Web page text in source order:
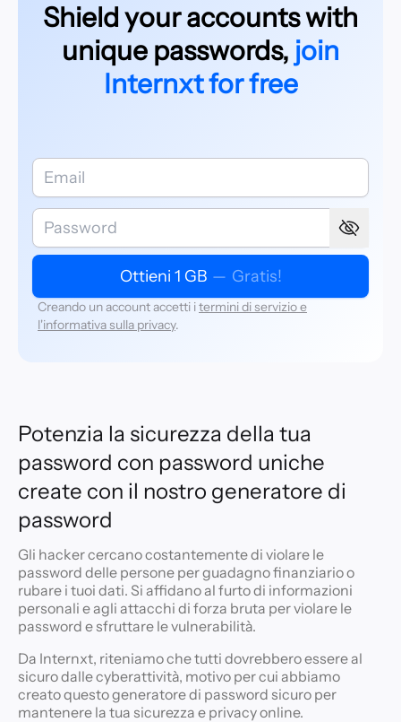
Shield your accounts with
unique passwords, join
Internxt for free
Ottieni 1 GB — Gratis!
Creando un account accetti itermini di servizio e
l'informativa sulla privacy.
Potenzia la sicurezza della tua
password con password uniche
create con il nostro generatore di
password
Gli hacker cercano costantemente di violare le
password delle persone per guadagno finanziario o
rubare i tuoi dati. Si affidano al furto di informazioni
personali e agli attacchi di forza bruta per violare le
password e sfruttare le vulnerabilità.
Da Internxt, riteniamo che tutti dovrebbero essere al
sicuro dalle cyberattività, motivo per cui abbiamo
creato questo generatore di password sicuro per
mantenere la tua sicurezza e privacy online.